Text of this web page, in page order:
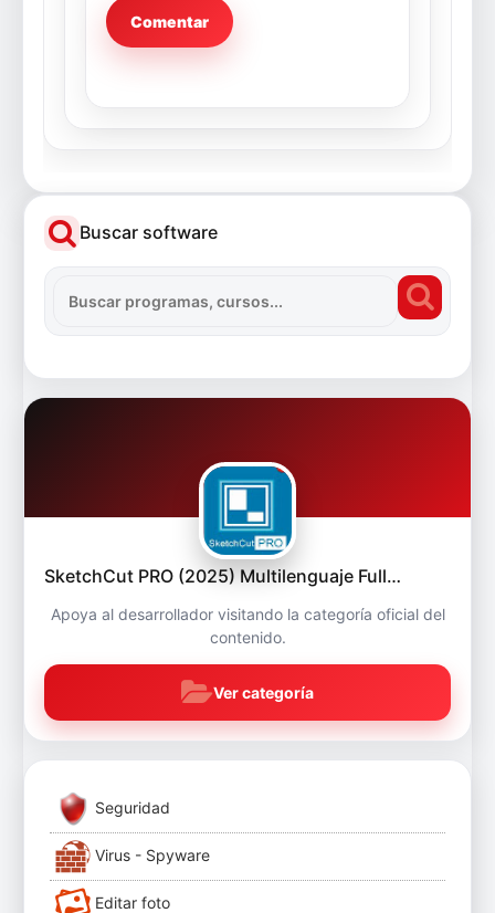
Buscar software
SketchCut PRO (2025) Multilenguaje Full…
Apoya al desarrollador visitando la categoría oficial del
contenido.
Ver categoría
Seguridad
Virus - Spyware
Editar foto